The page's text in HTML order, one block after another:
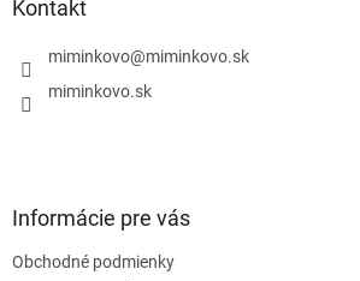
Kontakt
miminkovo@miminkovo.sk
miminkovo.sk
Informácie pre vás
Obchodné podmienky